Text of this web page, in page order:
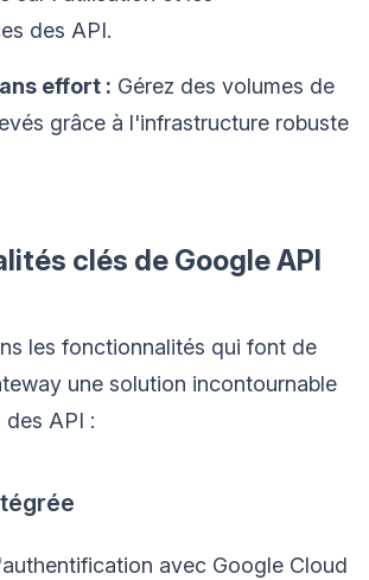
des API.
effort : Gérez des volumes de
grâce à l'infrastructure robuste
clés de Google API
les fonctionnalités qui font de
une solution incontournable
API :
avec Google Cloud